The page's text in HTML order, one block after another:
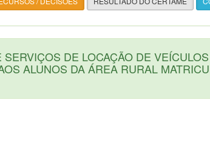
DE LOCAÇÃO DE
ALUNOS DA ÁREA RURAL